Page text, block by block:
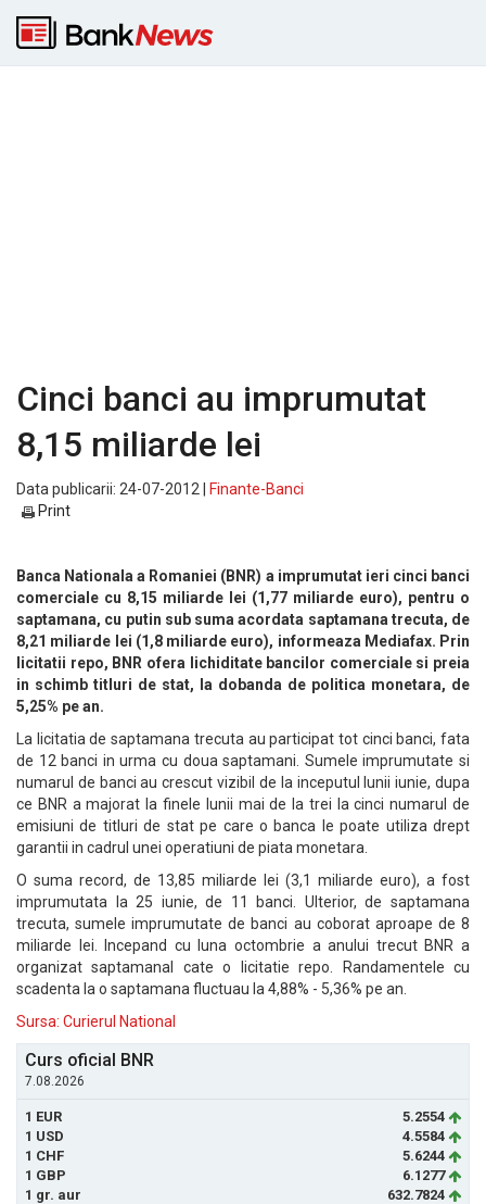
Cinci banci au imprumutat
8,15 miliarde lei
Data publicarii: 24-07-2012 |
Finante-Banci
Print
Banca Nationala a Romaniei (BNR) a imprumutat ieri cinci banci
comerciale cu 8,15 miliarde lei (1,77 miliarde euro), pentru o
saptamana, cu putin sub suma acordata saptamana trecuta, de
8,21 miliarde lei (1,8 miliarde euro), informeaza Mediafax. Prin
licitatii repo, BNR ofera lichiditate bancilor comerciale si preia
in schimb titluri de stat, la dobanda de politica monetara, de
5,25% pe an.
La licitatia de saptamana trecuta au participat tot cinci banci, fata
de 12 banci in urma cu doua saptamani. Sumele imprumutate si
numarul de banci au crescut vizibil de la inceputul lunii iunie, dupa
ce BNR a majorat la finele lunii mai de la trei la cinci numarul de
emisiuni de titluri de stat pe care o banca le poate utiliza drept
garantii in cadrul unei operatiuni de piata monetara.
O suma record, de 13,85 miliarde lei (3,1 miliarde euro), a fost
imprumutata la 25 iunie, de 11 banci. Ulterior, de saptamana
trecuta, sumele imprumutate de banci au coborat aproape de 8
miliarde lei. Incepand cu luna octombrie a anului trecut BNR a
organizat saptamanal cate o licitatie repo. Randamentele cu
scadenta la o saptamana fluctuau la 4,88% - 5,36% pe an.
Sursa: Curierul National
Curs oficial BNR
7.08.2026
1 EUR
5.2554
1 USD
4.5584
1 CHF
5.6244
1 GBP
6.1277
1 gr. aur
632.7824